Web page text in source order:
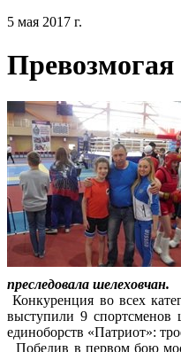
5 мая 2017 г.
преследовала шелеховчан.
Конкуренция во всех
выступили 9 спортсменов
единоборств «Патриот»:
Победив в первом бою